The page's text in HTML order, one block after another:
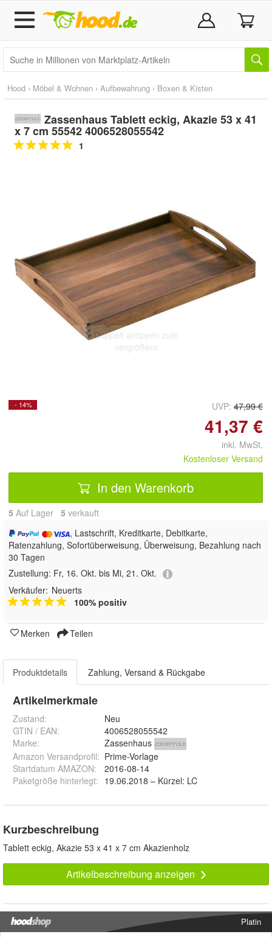
Hood › Möbel & Wohnen › Aufbewahrung › Boxen & Kisten
Zassenhaus Tablett eckig, Akazie 53 x 41
x 7 cm 55542 4006528055542
1
Doppelt antippen zum
vergrößern
- 14% UVP: 47,99 €
41,37 €
inkl. MwSt.
Kostenloser Versand
In den Warenkorb
5 Auf Lager 5 verkauft
, Lastschrift, Kreditkarte, Debitkarte,
Ratenzahlung, Sofortüberweisung, Überweisung, Bezahlung nach
30 Tagen
Zustellung: Fr, 16. Okt. bis Mi, 21. Okt.
Verkäufer: Neuerts
100% positiv
Merken Teilen
Produktdetails Zahlung, Versand & Rückgabe
Artikelmerkmale
Zustand:
Neu
GTIN / EAN:
4006528055542
Marke:
Zassenhaus
Amazon Versandprofil: Prime-Vorlage
Startdatum AMAZON:
2016-08-14
Paketgröße hinterlegt: 19.06.2018 – Kürzel: LC
Kurzbeschreibung
Tablett eckig, Akazie 53 x 41 x 7 cm Akazienholz
Artikelbeschreibung anzeigen
Platin